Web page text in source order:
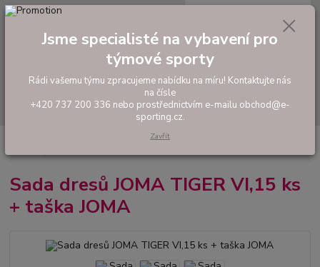
Hledat
tel: +420 737 200 336
0,00 Kč
Akční sady dresů
TIGER VI,15 ks + taška JOMA
Sada dresů JOMA TIGER VI,15 ks
+ taška JOMA
Jsme specialisté na vybavení pro
týmové sporty
Rádi vašemu týmu zpracujeme nabídku na míru! Kontaktujte nás
na čísle
+420 737 200 336 nebo prostřednictvím e-mailu obchod@e-
sporting.cz.
Zavřít